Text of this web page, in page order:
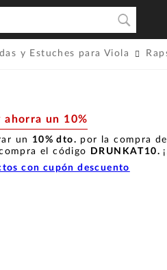
y Estuches para Viola
ahorra un 10%
un 10% dto. por la compra
el código
DRUNKAT10.
con cupón descuento